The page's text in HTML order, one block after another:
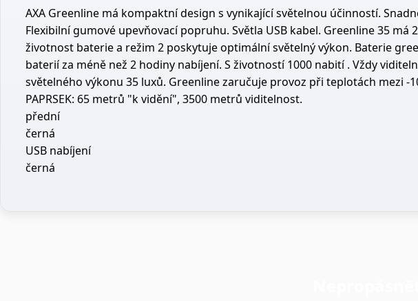
AXA Greenline má kompaktní design s vynikající světelnou účinností.
Flexibilní gumové upevňovací popruhu. Světla USB kabel. Greenline 35
životnost baterie a režim 2 poskytuje optimální světelný výkon. Baterie
baterií za méně než 2 hodiny nabíjení. S životností 1000 nabití . Vždy
světelného výkonu 35 luxů. Greenline zaručuje provoz při teplotách mezi -10
PAPRSEK: 65 metrů "k vidění", 3500 metrů viditelnost.
přední
černá
USB nabíjení
černá